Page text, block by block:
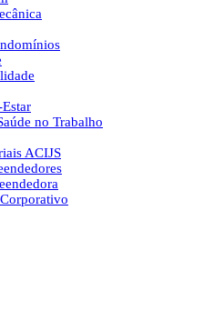
no Trabalho
ACIJS